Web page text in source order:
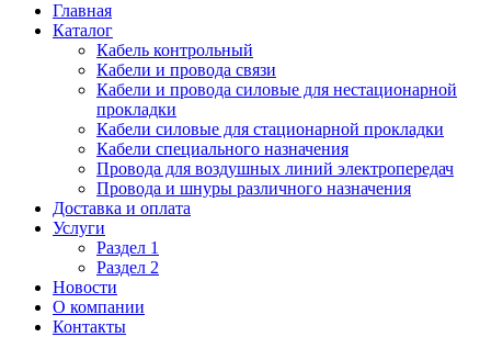
Главная
Каталог
Кабель контрольный
Кабели и провода связи
Кабели и провода силовые для нестационарной
прокладки
Кабели силовые для стационарной прокладки
Кабели специального назначения
Провода для воздушных линий электропередач
Провода и шнуры различного назначения
Доставка и оплата
Услуги
Раздел 1
Раздел 2
Новости
О компании
Контакты